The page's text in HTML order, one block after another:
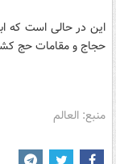
این در حالی است که
حجاج و مقامات حج
منبع: العالم